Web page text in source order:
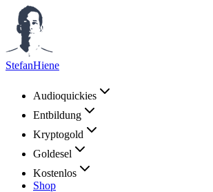
StefanHiene
Audioquickies
Entbildung
Kryptogold
Goldesel
Kostenlos
Shop